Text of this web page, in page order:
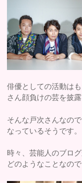
俳優としての活動は
さん顔負けの芸を披
そんな戸次さんなの
なっているそうです。
時々、芸能人のブロ
どのようなことなので